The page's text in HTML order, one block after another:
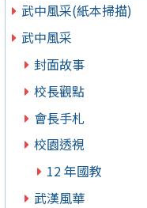
武中風采(紙本掃描)
武中風采
封面故事
校長觀點
會長手札
校園透視
12 年國教
武漢風華